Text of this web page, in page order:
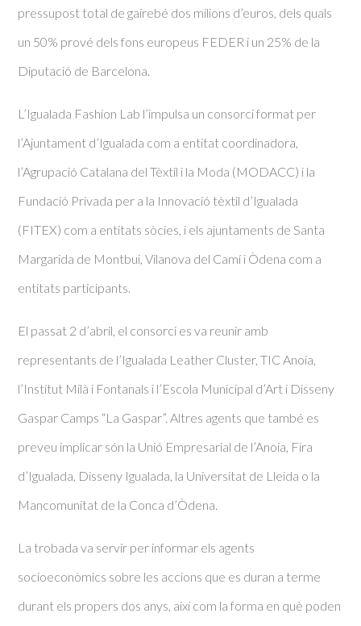
pressupost total de gairebé dos milions d’euros, dels quals
un 50% prové dels fons europeus FEDER i un 25% de la
Diputació de Barcelona.
L’Igualada Fashion Lab l’impulsa un consorci format per
l’Ajuntament d’Igualada com a entitat coordinadora,
l’Agrupació Catalana del Tèxtil i la Moda (MODACC) i la
Fundació Privada per a la Innovació tèxtil d’Igualada
(FITEX) com a entitats sòcies, i els ajuntaments de Santa
Margarida de Montbui, Vilanova del Camí i Òdena com a
entitats participants.
El passat 2 d’abril, el consorci es va reunir amb
representants de l’Igualada Leather Cluster, TIC Anoia,
l’Institut Milà i Fontanals i l’Escola Municipal d’Art i Disseny
Gaspar Camps “La Gaspar”. Altres agents que també es
preveu implicar són la Unió Empresarial de l’Anoia, Fira
d’Igualada, Disseny Igualada, la Universitat de Lleida o la
Mancomunitat de la Conca d’Òdena.
La trobada va servir per informar els agents
socioeconòmics sobre les accions que es duran a terme
durant els propers dos anys, així com la forma en què poden